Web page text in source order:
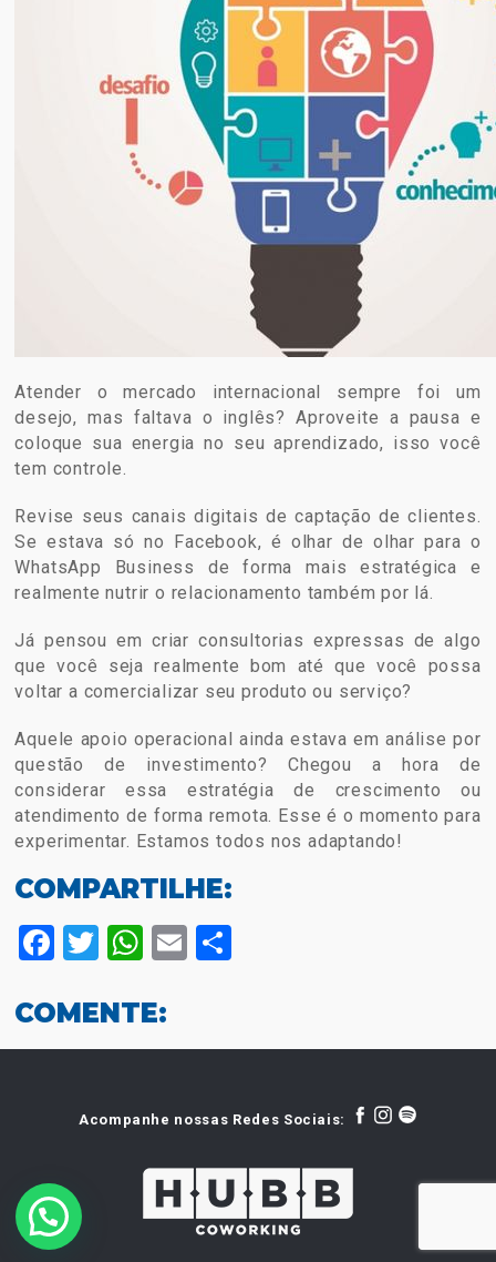
Atender o mercado internacional sempre foi um
desejo, mas faltava o inglês? Aproveite a pausa e
coloque sua energia no seu aprendizado, isso você
tem controle.
Revise seus canais digitais de captação de clientes.
Se estava só no Facebook, é olhar de olhar para o
WhatsApp Business de forma mais estratégica e
realmente nutrir o relacionamento também por lá.
Já pensou em criar consultorias expressas de algo
que você seja realmente bom até que você possa
voltar a comercializar seu produto ou serviço?
Aquele apoio operacional ainda estava em análise por
questão de investimento? Chegou a hora de
considerar essa estratégia de crescimento ou
atendimento de forma remota. Esse é o momento para
experimentar. Estamos todos nos adaptando!
COMPARTILHE:
Facebook
Twitter
WhatsApp
Email
COMENTE:
Acompanhe nossas Redes Sociais: